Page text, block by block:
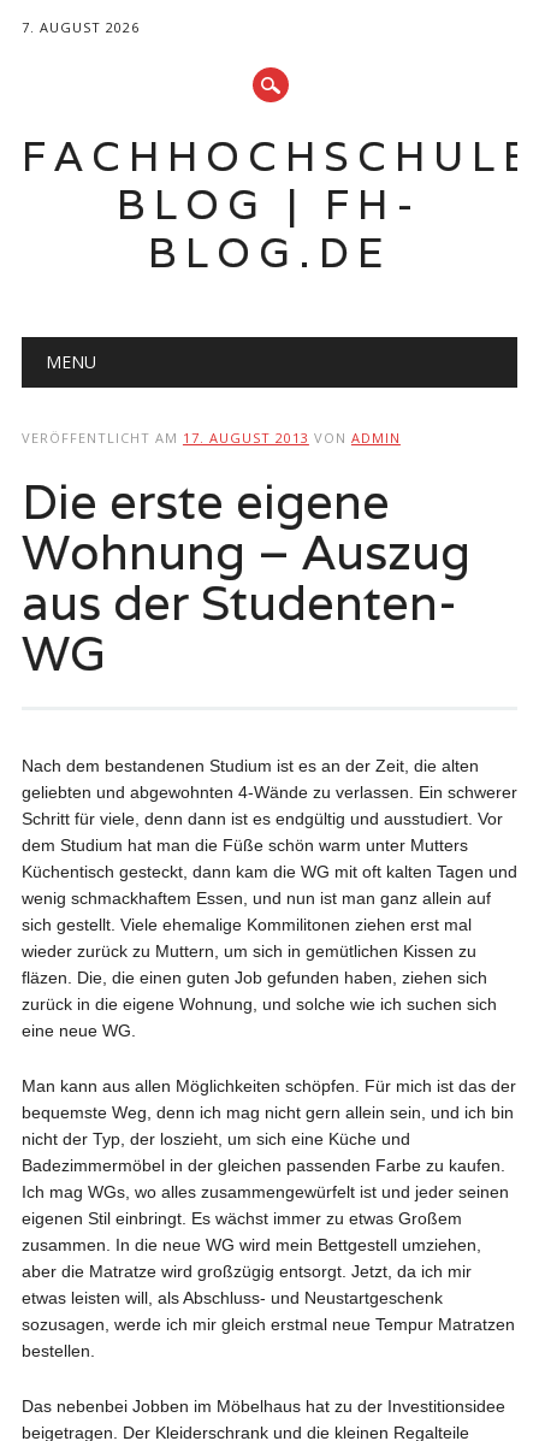
7. AUGUST 2026
BLOG | FH-
BLOG.DE
Hauptmenü
MENU
VERÖFFENTLICHT AM 17. AUGUST 2013 VON ADMIN
Die erste eigene
Wohnung – Auszug
aus der Studenten-
WG
Nach dem bestandenen Studium ist es an der Zeit, die alten
geliebten und abgewohnten 4-Wände zu verlassen. Ein schwerer
Schritt für viele, denn dann ist es endgültig und ausstudiert. Vor
dem Studium hat man die Füße schön warm unter Mutters
Küchentisch gesteckt, dann kam die WG mit oft kalten Tagen und
wenig schmackhaftem Essen, und nun ist man ganz allein auf
sich gestellt. Viele ehemalige Kommilitonen ziehen erst mal
wieder zurück zu Muttern, um sich in gemütlichen Kissen zu
fläzen. Die, die einen guten Job gefunden haben, ziehen sich
zurück in die eigene Wohnung, und solche wie ich suchen sich
eine neue WG.
Man kann aus allen Möglichkeiten schöpfen. Für mich ist das der
bequemste Weg, denn ich mag nicht gern allein sein, und ich bin
nicht der Typ, der loszieht, um sich eine Küche und
Badezimmermöbel in der gleichen passenden Farbe zu kaufen.
Ich mag WGs, wo alles zusammengewürfelt ist und jeder seinen
eigenen Stil einbringt. Es wächst immer zu etwas Großem
zusammen. In die neue WG wird mein Bettgestell umziehen,
aber die Matratze wird großzügig entsorgt. Jetzt, da ich mir
etwas leisten will, als Abschluss- und Neustartgeschenk
sozusagen, werde ich mir gleich erstmal neue Tempur Matratzen
bestellen.
Das nebenbei Jobben im Möbelhaus hat zu der Investitionsidee
beigetragen. Der Kleiderschrank und die kleinen Regalteile